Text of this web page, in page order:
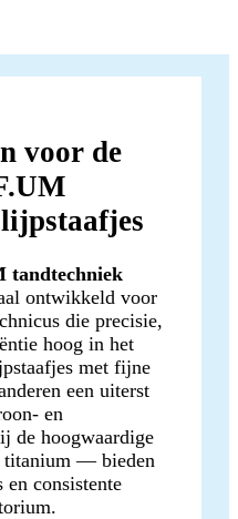
voor de
tandtechniek
ontwikkeld voor
die precisie,
hoog in het
met fijne
een uiterst
en
de hoogwaardige
— bieden
en consistente